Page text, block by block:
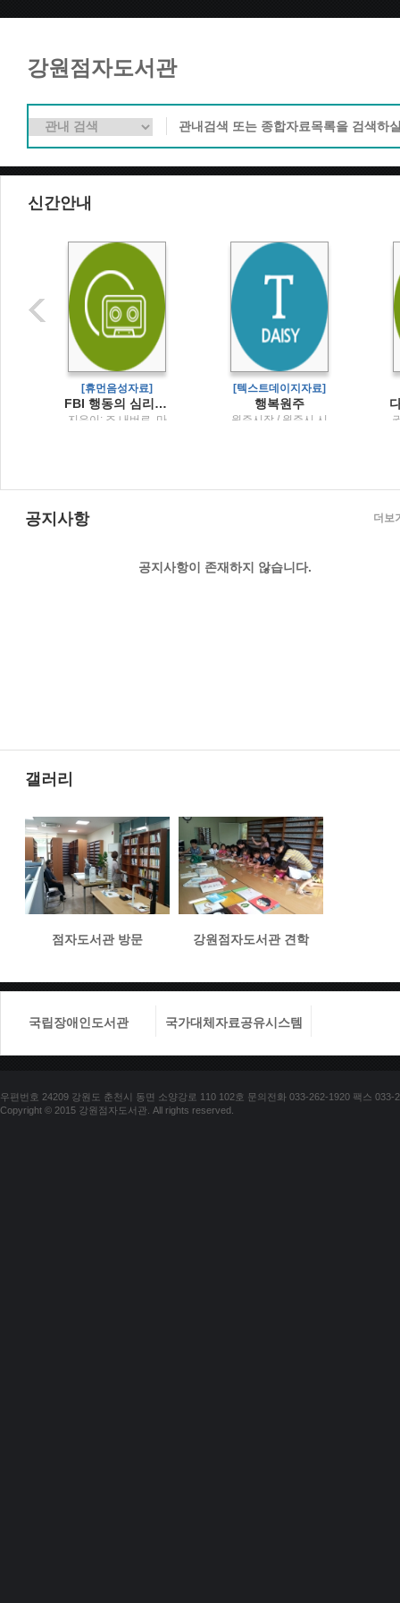
강원점자도서관
신간안내
[휴먼음성자료]
FBI 행동의 심리학말보다 정직한 7가지 몸의 단서
지은이: 조 내버로, 마
[텍스트데이지자료]
행복원주
원주시장 / 원주시 시
공지사항
공지사항이 존재하지 않습니다.
더보
갤러리
점자도서관 방문 강원점자도서관 견학
국립장애인도서관 국가대체자료공유시스템
우편번호 24209 강원도 춘천시 동면 소양강로 110 102호 문의전화 033-262-1920 팩스 033-
Copyright © 2015 강원점자도서관. All rights reserved.